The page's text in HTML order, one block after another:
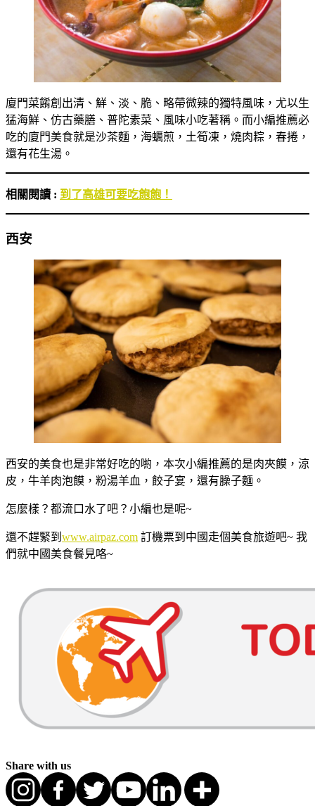
廈門菜餚創出清、鮮、淡、脆、略帶微辣的獨特風味，尤以生
猛海鮮、仿古藥膳、普陀素菜、風味小吃著稱。而小編推薦必
吃的廈門美食就是沙茶麵，海蠣煎，土筍凍，燒肉粽，春捲，
還有花生湯。
相關閱讀 : 到了高雄可要吃飽飽！
西安
西安的美食也是非常好吃的喲，本次小編推薦的是肉夾饃，涼
皮，牛羊肉泡饃，粉湯羊血，餃子宴，還有臊子麵。
怎麼樣？都流口水了吧？小編也是呢~
還不趕緊到 www.airpaz.com 訂機票到中國走個美食旅遊吧~ 我
們就中國美食餐見咯~
Share with us